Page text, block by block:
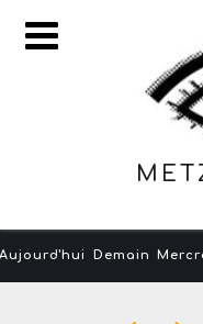
Aujourd'hui Demain